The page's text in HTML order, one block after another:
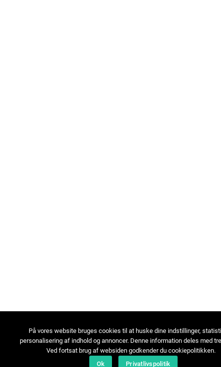
På vores website bruges cookies til at huske dine indstillinger,
personalisering af indhold og annoncer. Denne information deles med
Ved fortsat brug af websiden godkender du cookiepolitikken.
Ok
Privatlivspolitik